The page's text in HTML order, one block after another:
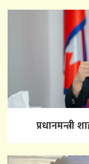
प्रधानमन्त्री